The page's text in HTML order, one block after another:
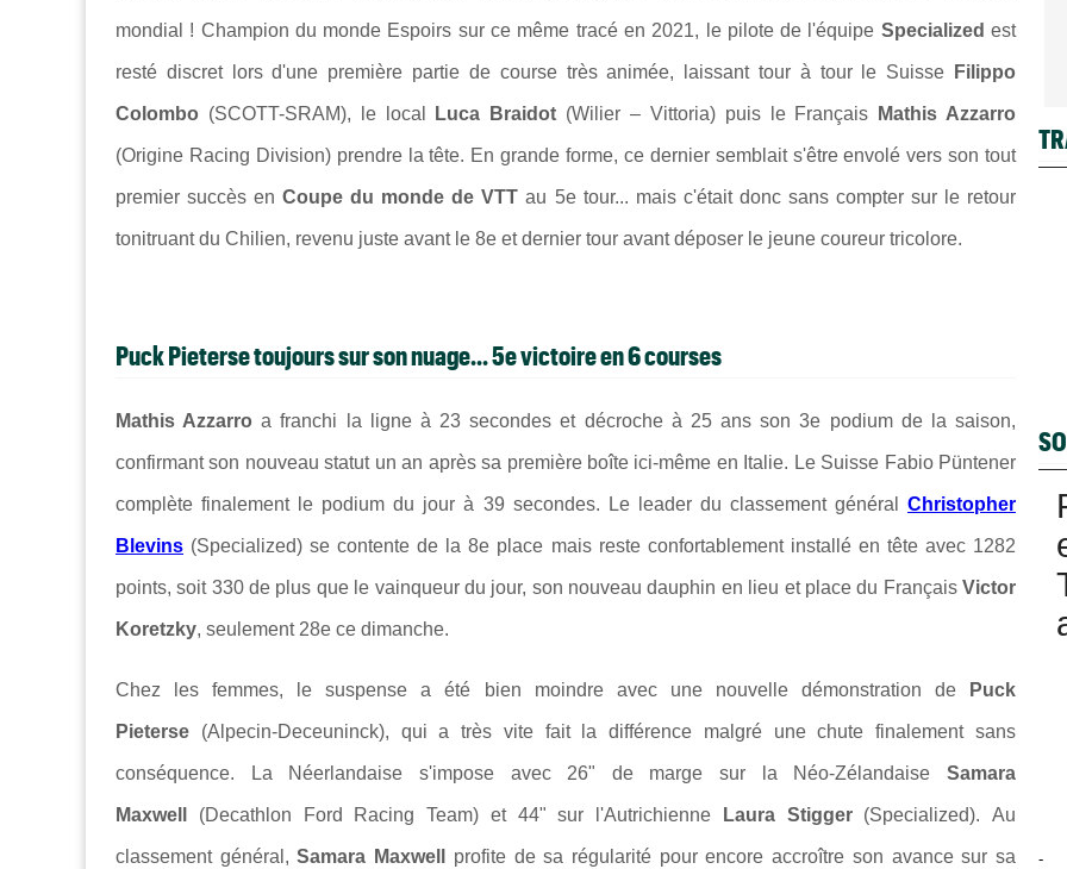
mondial ! Champion du monde Espoirs sur ce même tracé en 2021, le pilote de l'équipe Specialized est
resté discret lors d'une première partie de course très animée, laissant tour à tour le Suisse Filippo
Colombo (SCOTT-SRAM), le local Luca Braidot (Wilier – Vittoria) puis le Français Mathis Azzarro
(Origine Racing Division) prendre la tête. En grande forme, ce dernier semblait s'être envolé vers son tout
premier succèsenCoupe du monde de VTTau 5e tour... mais c'était donc sans compter sur le retour
tonitruant du Chilien, revenu juste avant le 8e et dernier tour avant déposer le jeune coureur tricolore.
Puck Pieterse toujours sur son nuage... 5e victoire en 6 courses
Mathis Azzarroa franchi la ligne à 23 secondes et décroche à 25 ans son 3e podium de la saison,
confirmant son nouveau statut un an après sa première boîte ici-même en Italie. Le Suisse Fabio Püntener
complète finalement le podium du jour à 39 secondes. Le leader du classement général Christopher
Blevins (Specialized) se contente de la 8e place mais reste confortablement installé en tête avec 1282
points, soit 330 de plus que le vainqueur du jour, son nouveau dauphin en lieu et place du Français Victor
Koretzky, seulement 28e ce dimanche.
Chez les femmes, le suspense a été bien moindre avec une nouvelle démonstration de Puck
Pieterse (Alpecin-Deceuninck), qui a très vite fait la différence malgré une chute finalement sans
conséquence. La Néerlandaise s'impose avec 26" de marge sur la Néo-ZélandaiseSamara
Maxwell (Decathlon Ford Racing Team) et 44" sur l'Autrichienne Laura Stigger(Specialized). Au
classement général,Samara Maxwell profite de sa régularité pour encore accroître son avance sur sa -